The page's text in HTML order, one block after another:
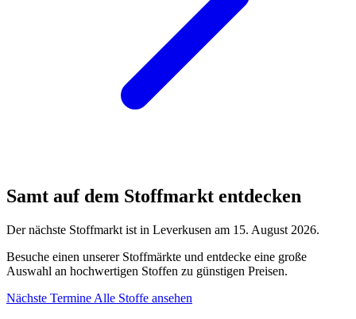
Samt auf dem Stoffmarkt entdecken
Der nächste Stoffmarkt ist in Leverkusen am 15. August 2026.
Besuche einen unserer Stoffmärkte und entdecke eine große
Auswahl an hochwertigen Stoffen zu günstigen Preisen.
Nächste Termine Alle Stoffe ansehen